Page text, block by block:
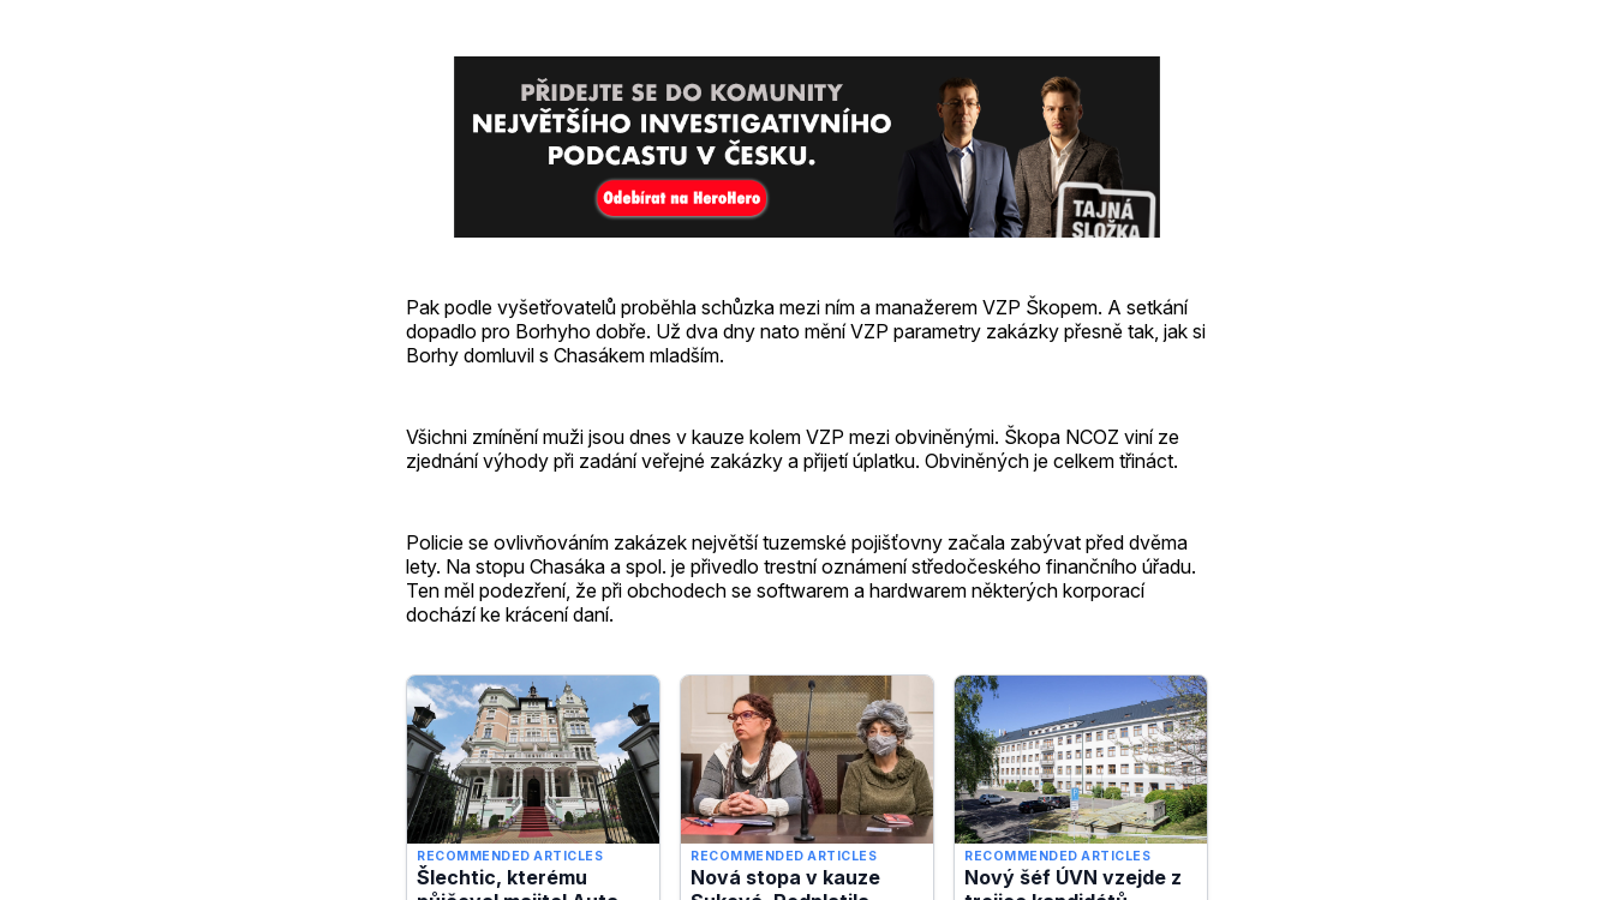
Pak podle vyšetřovatelů proběhla schůzka mezi ním a manažerem VZP Škopem. A setkání
dopadlo pro Borhyho dobře. Už dva dny nato mění VZP parametry zakázky přesně tak, jak si
Borhy domluvil s Chasákem mladším.
Všichni zmínění muži jsou dnes v kauze kolem VZP mezi obviněnými. Škopa NCOZ viní ze
zjednání výhody při zadání veřejné zakázky a přijetí úplatku. Obviněných je celkem třináct.
Policie se ovlivňováním zakázek největší tuzemské pojišťovny začala zabývat před dvěma
lety. Na stopu Chasáka a spol. je přivedlo trestní oznámení středočeského finančního úřadu.
Ten měl podezření, že při obchodech se softwarem a hardwarem některých korporací
dochází ke krácení daní.